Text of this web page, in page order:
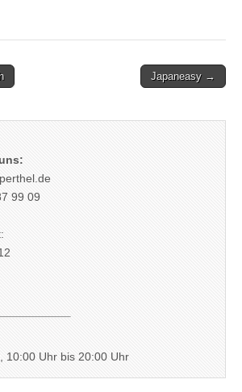
Japaneasy →
99 09
10:00 Uhr bis 20:00 Uhr